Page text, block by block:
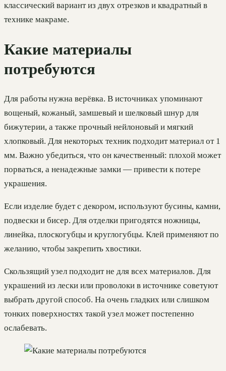
классический вариант из двух отрезков и квадратный в
технике макраме.
Какие материалы
потребуются
Для работы нужна верёвка. В источниках упоминают
вощеный, кожаный, замшевый и шелковый шнур для
бижутерии, а также прочный нейлоновый и мягкий
хлопковый. Для некоторых техник подходит материал от 1
мм. Важно убедиться, что он качественный: плохой может
порваться, а ненадежные замки — привести к потере
украшения.
Если изделие будет с декором, используют бусины, камни,
подвески и бисер. Для отделки пригодятся ножницы,
линейка, плоскогубцы и круглогубцы. Клей применяют по
желанию, чтобы закрепить хвостики.
Скользящий узел подходит не для всех материалов. Для
украшений из лески или проволоки в источнике советуют
выбрать другой способ. На очень гладких или слишком
тонких поверхностях такой узел может постепенно
ослабевать.